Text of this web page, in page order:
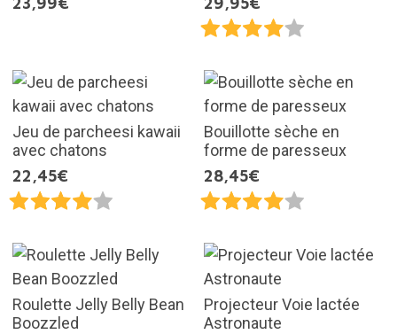
Jeu de parcheesi kawaii
avec chatons
22,45€
Bouillotte sèche en
forme de paresseux
28,45€
Roulette Jelly Belly Bean
Boozzled
Projecteur Voie lactée
Astronaute